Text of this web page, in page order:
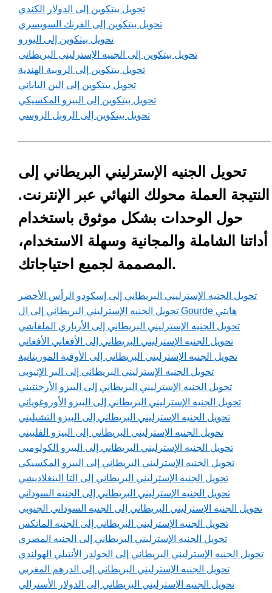
تحويل بيتكوين إلى الدولار الكندي
تحويل بيتكوين إلى الفرنك السويسري
تحويل بيتكوين إلى اليورو
تحويل بيتكوين إلى الجنيه الإسترليني البريطاني
تحويل بيتكوين إلى الروبية الهندية
تحويل بيتكوين إلى الين الياباني
تحويل بيتكوين إلى البيزو المكسيكي
تحويل بيتكوين إلى الروبل الروسي
تحويل الجنيه الإسترليني البريطاني إلى
النتيجة العملة محولك النهائي عبر الإنترنت.
حول الوحدات بشكل موثوق باستخدام
أداتنا الشاملة والمجانية وسهلة الاستخدام،
المصممة لجميع احتياجاتك.
تحويل الجنيه الإسترليني البريطاني إلى إسكودو الرأس الأخضر
تحويل الجنيه الإسترليني البريطاني إلى ال Gourde هايتي
تحويل الجنيه الإسترليني البريطاني إلى الأرياري الملغاشي
تحويل الجنيه الإسترليني البريطاني إلى الأفغاني الأفغاني
تحويل الجنيه الإسترليني البريطاني إلى الأوقية الموريتانية
تحويل الجنيه الإسترليني البريطاني إلى البر الإثيوبي
تحويل الجنيه الإسترليني البريطاني إلى البيزو الأرجنتيني
تحويل الجنيه الإسترليني البريطاني إلى البيزو الأوروغوياني
تحويل الجنيه الإسترليني البريطاني إلى البيزو التشيليني
تحويل الجنيه الإسترليني البريطاني إلى البيزو الفلبيني
تحويل الجنيه الإسترليني البريطاني إلى البيزو الكولومبي
تحويل الجنيه الإسترليني البريطاني إلى البيزو المكسيكي
تحويل الجنيه الإسترليني البريطاني إلى التا البنغلاديشي
تحويل الجنيه الإسترليني البريطاني إلى الجنيه السوداني
تحويل الجنيه الإسترليني البريطاني إلى الجنيه السوداني الجنوبي
تحويل الجنيه الإسترليني البريطاني إلى الجنيه المانكس
تحويل الجنيه الإسترليني البريطاني إلى الجنيه المصري
تحويل الجنيه الإسترليني البريطاني إلى الجولدر الأنتيلي الهولندي
تحويل الجنيه الإسترليني البريطاني إلى الدرهم المغربي
تحويل الجنيه الإسترليني البريطاني إلى الدولار الأسترالي